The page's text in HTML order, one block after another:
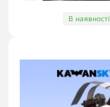
В наявності